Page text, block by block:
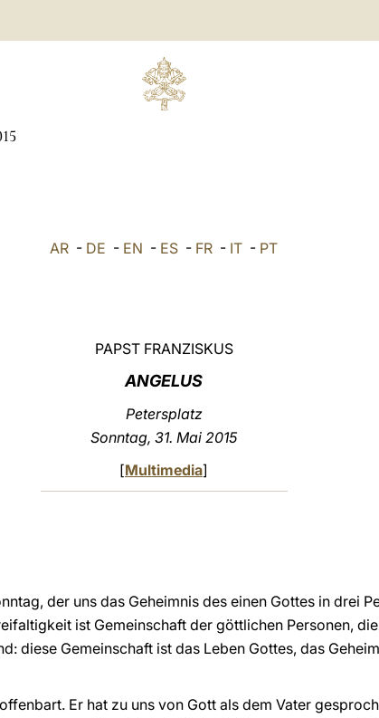
AR - DE - EN - ES - FR - IT - PT
PAPST FRANZISKUS
ANGELUS
Petersplatz
Sonntag, 31. Mai 2015
[Multimedia]
der uns das Geheimnis des einen Gottes in drei
ist Gemeinschaft der göttlichen Personen,
diese Gemeinschaft ist das Leben Gottes, das
Er hat zu uns von Gott als dem Vater